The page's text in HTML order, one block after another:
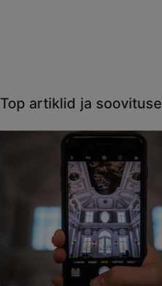
Top artiklid ja